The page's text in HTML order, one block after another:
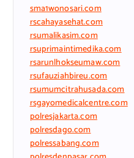
sma1wonosari.com
rscahayasehat.com
rsumalikasim.com
rsuprimaintimedika.com
rsarunlhokseumaw.com
rsufauziahbireu.com
rsumumcitrahusada.com
rsgayomedicalcentre.com
polresjakarta.com
polresdago.com
polressabang.com